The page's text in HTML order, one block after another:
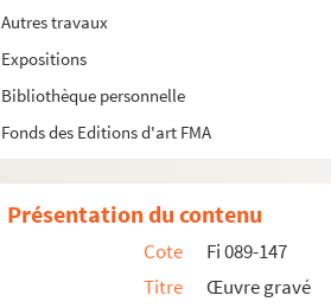
Autres travaux
Expositions
Bibliothèque personnelle
Fonds des Editions d'art FMA
Présentation du contenu
Cote
Fi 089-147
Titre
Œuvre gravé